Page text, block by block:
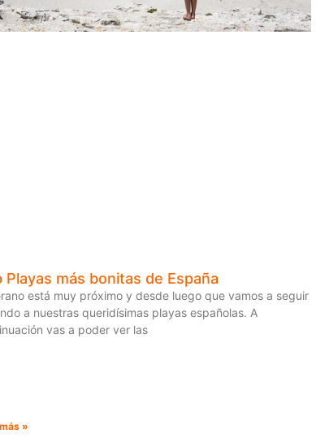
Playas más bonitas de España
está muy próximo y desde luego que vamos a seguir
a nuestras queridísimas playas españolas. A
vas a poder ver las
»